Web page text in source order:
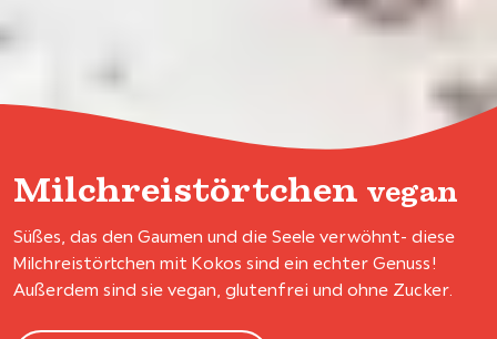
Milchreistörtchen vegan
Süßes, das den Gaumen und die Seele verwöhnt- diese
Milchreistörtchen mit Kokos sind ein echter Genuss!
Außerdem sind sie vegan, glutenfrei und ohne Zucker.